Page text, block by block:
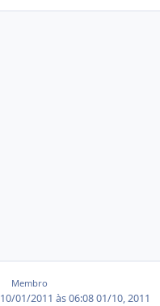
Membro
10/01/2011 às 06:0801/10, 2011